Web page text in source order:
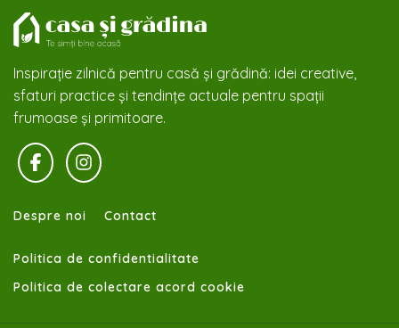
Inspirație zilnică pentru casă și grădină: idei creative,
sfaturi practice și tendințe actuale pentru spații
frumoase și primitoare.
Despre noi Contact
Politica de confidentialitate
Politica de colectare acord cookie